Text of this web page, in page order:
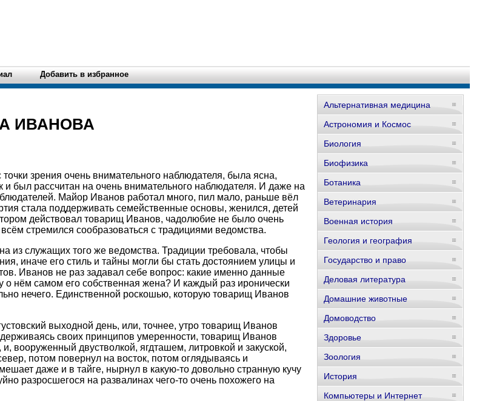
Добавить в избранное
ИВАНОВА
зрения очень внимательного наблюдателя, была ясна,
и был рассчитан на очень внимательного наблюдателя. И даже на
Майор Иванов работал много, пил мало, раньше вёл
стала поддерживать семейственные основы, женился, детей
действовал товарищ Иванов, чадолюбие не было очень
стремился сообразоваться с традициями ведомства.
из служащих того же ведомства. Традиции требовала, чтобы
иначе его стиль и тайны могли бы стать достоянием улицы и
Иванов не раз задавал себе вопрос: какие именно данные
о нём самом его собственная жена? И каждый раз иронически
нечего. Единственной роскошью, которую товарищ Иванов
выходной день, или, точнее, утро товарищ Иванов
своих принципов умеренности, товарищ Иванов
вооруженный двустволкой, ягдташем, литровкой и закуской,
потом повернул на восток, потом оглядываясь и
даже и в тайге, нырнул в какую-то довольно странную кучу
разросшегося на развалинах чего-то очень похожего на
Альтернативная медицина
Астрономия и Космос
Биология
Биофизика
Ботаника
Ветеринария
Военная история
Геология и география
Государство и право
Деловая литература
Домашние животные
Домоводство
Здоровье
Зоология
История
Компьютеры и Интернет